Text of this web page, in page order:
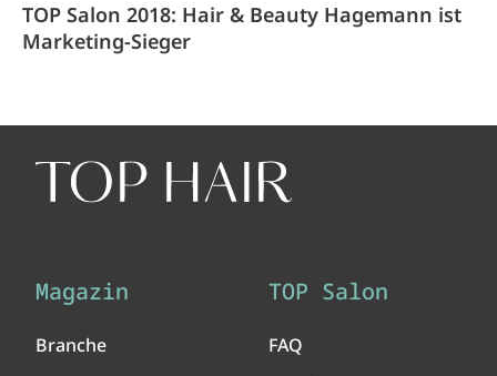
TOP Salon 2018: Hair & Beauty Hagemann ist
Marketing-Sieger
Magazin
Branche
TOP Salon
FAQ